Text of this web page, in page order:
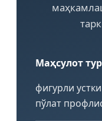
Маҳсулот
фигурли
пўлат